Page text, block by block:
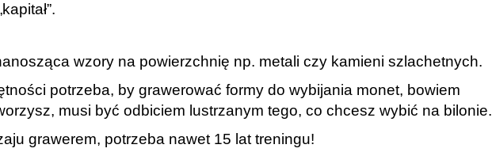
wzory na powierzchnię np. metali czy kamieni szlachetnych.
potrzeba, by grawerować formy do wybijania monet, bowiem
musi być odbiciem lustrzanym tego, co chcesz wybić na bilonie.
grawerem, potrzeba nawet 15 lat treningu!